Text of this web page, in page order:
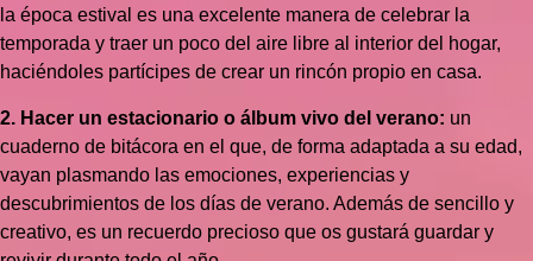
la época estival es una excelente manera de celebrar la
temporada y traer un poco del aire libre al interior del hogar,
haciéndoles partícipes de crear un rincón propio en casa.
2. Hacer un estacionario o álbum vivo del verano: un
cuaderno de bitácora en el que, de forma adaptada a su edad,
vayan plasmando las emociones, experiencias y
descubrimientos de los días de verano. Además de sencillo y
creativo, es un recuerdo precioso que os gustará guardar y